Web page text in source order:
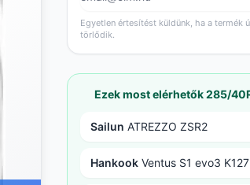
Egyetlen értesítést küldünk, ha a termék
törlődik.
Ezek most elérhetők 285/
Sailun ATREZZO ZSR2
Hankook Ventus S1 evo3 K127